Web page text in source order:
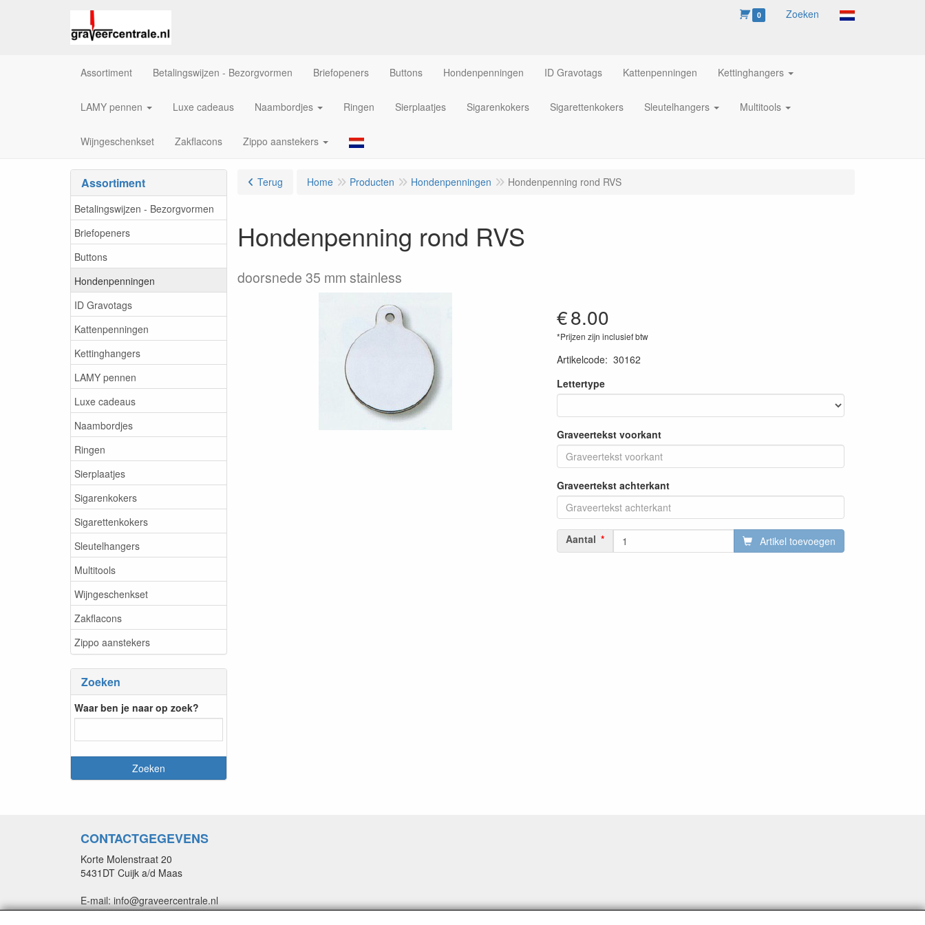
0 Zoeken
Assortiment Betalingswijzen - Bezorgvormen Briefopeners Buttons Hondenpenningen ID Gravotags Kattenpenningen Kettinghangers
LAMY pennen Luxe cadeaus Naambordjes Ringen Sierplaatjes Sigarenkokers Sigarettenkokers Sleutelhangers Multitools
Wijngeschenkset Zakflacons Zippo aanstekers
Assortiment
Betalingswijzen - Bezorgvormen
Briefopeners
Buttons
Hondenpenningen
ID Gravotags
Kattenpenningen
Kettinghangers
LAMY pennen
Luxe cadeaus
Naambordjes
Ringen
Sierplaatjes
Sigarenkokers
Sigarettenkokers
Sleutelhangers
Multitools
Wijngeschenkset
Zakflacons
Zippo aanstekers
Zoeken
Waar ben je naar op zoek?
Terug Home Producten Hondenpenningen Hondenpenning rond RVS
Hondenpenning rond RVS
doorsnede 35 mm stainless
€8.00
*Prijzen zijn inclusief btw
Artikelcode: 30162
Lettertype
Graveertekst voorkant
Graveertekst achterkant
Aantal Artikel toevoegen
CONTACTGEGEVENS
Korte Molenstraat 20
5431DT Cuijk a/d Maas
E-mail: info@graveercentrale.nl
Telefoon: +31 (0) 485-313262